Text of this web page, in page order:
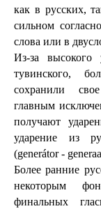
как в русских,
сильном
слова или в
Из-за высокого
тувинского,
сохранили
главным
получают
ударение из
(generátor -
Более ранние
некоторым
финальных